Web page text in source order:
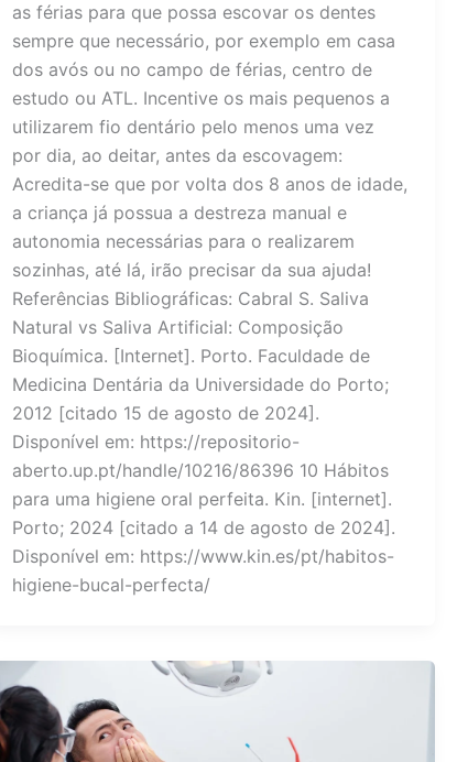
as férias para que possa escovar os dentes
sempre que necessário, por exemplo em casa
dos avós ou no campo de férias, centro de
estudo ou ATL. Incentive os mais pequenos a
utilizarem fio dentário pelo menos uma vez
por dia, ao deitar, antes da escovagem:
Acredita-se que por volta dos 8 anos de idade,
a criança já possua a destreza manual e
autonomia necessárias para o realizarem
sozinhas, até lá, irão precisar da sua ajuda!
Referências Bibliográficas: Cabral S. Saliva
Natural vs Saliva Artificial: Composição
Bioquímica. [Internet]. Porto. Faculdade de
Medicina Dentária da Universidade do Porto;
2012 [citado 15 de agosto de 2024].
Disponível em: https://repositorio-
aberto.up.pt/handle/10216/86396 10 Hábitos
para uma higiene oral perfeita. Kin. [internet].
Porto; 2024 [citado a 14 de agosto de 2024].
Disponível em: https://www.kin.es/pt/habitos-
higiene-bucal-perfecta/